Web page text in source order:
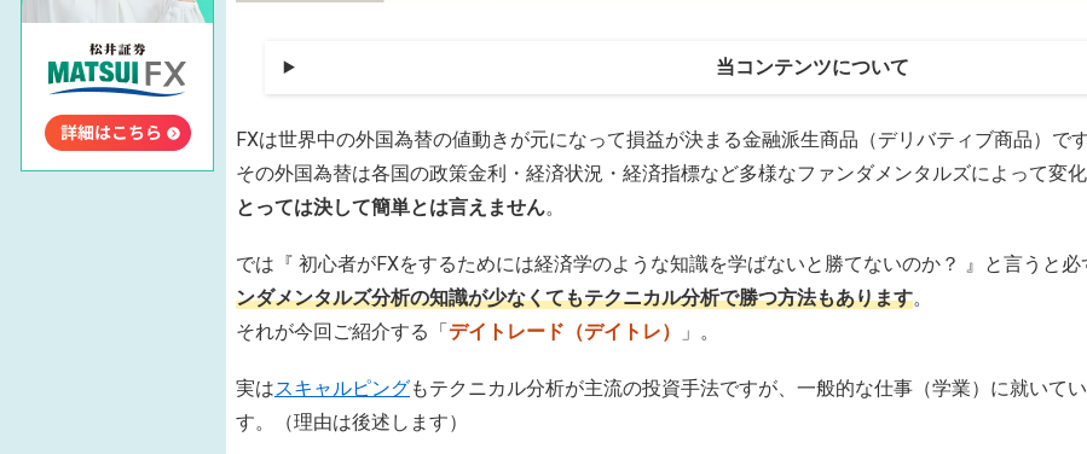
当コンテンツについて
FXは世界中の外国為替の値動きが元になって損益が決まる金融派生商品（デリバティブ商品）です
その外国為替は各国の政策金利・経済状況・経済指標など多様なファンダメンタルズによって変化
とっては決して簡単とは言えません。
では『 初心者がFXをするためには経済学のような知識を学ばないと勝てないのか？ 』と言うと必
ンダメンタルズ分析の知識が少なくてもテクニカル分析で勝つ方法もあります。
それが今回ご紹介する「デイトレード（デイトレ） 」。
実はスキャルピングもテクニカル分析が主流の投資手法ですが、一般的な仕事（学業）に就いて
す。（理由は後述します）